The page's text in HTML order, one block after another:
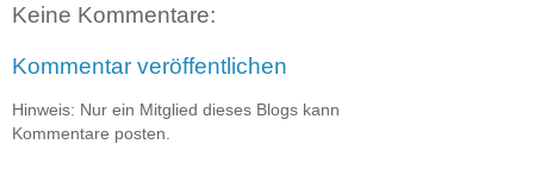
Keine Kommentare:
Kommentar veröffentlichen
Hinweis: Nur ein Mitglied dieses Blogs kann
Kommentare posten.